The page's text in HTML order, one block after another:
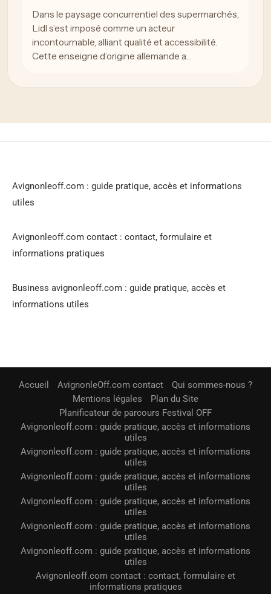
Dans le paysage concurrentiel des supermarchés,
Lidl s’est imposé comme un acteur
incontournable, alliant qualité et accessibilité.
Cette enseigne d’origine allemande a…
Avignonleoff.com : guide pratique, accès et informations
utiles
Avignonleoff.com contact : contact, formulaire et
informations pratiques
Business avignonleoff.com : guide pratique, accès et
informations utiles
Accueil AvignonleOff.com contact
Qui sommes-nous ?
Mentions légales
Plan du Site
Planificateur de parcours Festival OFF
Avignonleoff.com : guide pratique, accès et informations
utiles
Avignonleoff.com : guide pratique, accès et informations
utiles
Avignonleoff.com : guide pratique, accès et informations
utiles
Avignonleoff.com : guide pratique, accès et informations
utiles
Avignonleoff.com : guide pratique, accès et informations
utiles
Avignonleoff.com : guide pratique, accès et informations
utiles
Avignonleoff.com contact : contact, formulaire et
informations pratiques